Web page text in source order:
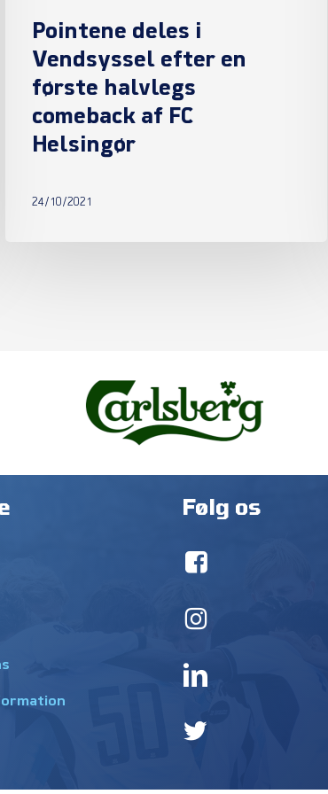
Helsingør
Pointene deles i
Vendsyssel efter en
første halvlegs
comeback af FC
Helsingør
24/10/2021
Følg os